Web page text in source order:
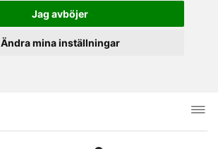
Jag avböjer
Ändra mina inställningar